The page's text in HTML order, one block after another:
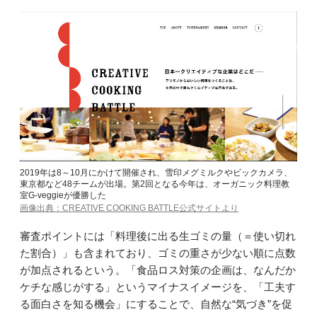
2019年は8～10月にかけて開催され、雪印メグミルクやビックカメラ、
東京都など48チームが出場。第2回となる今年は、オーガニック料理教
室G-veggieが優勝した
画像出典：CREATIVE COOKING BATTLE公式サイトより
審査ポイントには「料理後に出る生ゴミの量（＝使い切れ
た割合）」も含まれており、ゴミの重さが少ない順に点数
が加点されるという。「食品ロス対策の企画は、なんだか
ケチな感じがする」というマイナスイメージを、「工夫す
る面白さを知る機会」にすることで、自然な“気づき”を促